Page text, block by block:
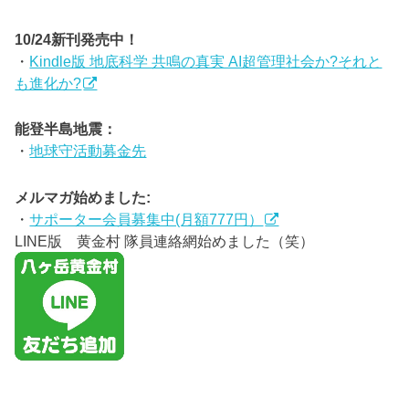
10/24新刊発売中！
・ Kindle版 地底科学 共鳴の真実 AI超管理社会か?それと
も進化か?
能登半島地震：
・地球守活動募金先
メルマガ始めました:
・サポーター会員募集中(月額777円）
LINE版 黄金村 隊員連絡網始めました（笑）